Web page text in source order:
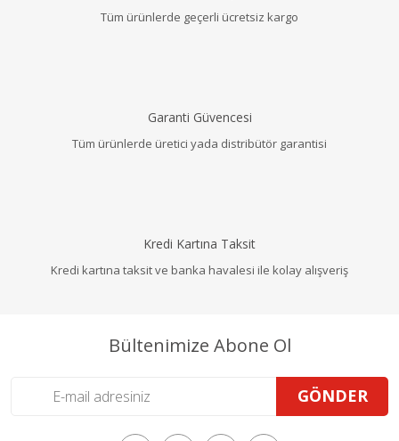
Tüm ürünlerde geçerli ücretsiz kargo
Garanti Güvencesi
Tüm ürünlerde üretici yada distribütör garantisi
Kredi Kartına Taksit
Kredi kartına taksit ve banka havalesi ile kolay alışveriş
Bültenimize Abone Ol
GÖNDER